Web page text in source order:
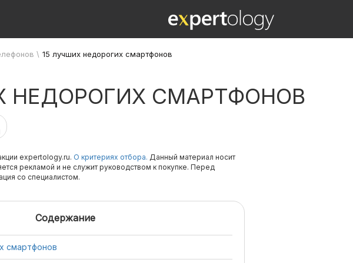
\ 15 лучших недорогих смартфонов
НЕДОРОГИХ СМАРТФОНОВ
expertology.ru. О критериях отбора. Данный материал носит
рекламой и не служит руководством к покупке. Перед
со специалистом.
Содержание
смартфонов